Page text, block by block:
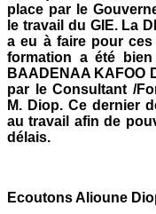
place par le
le travail du GIE. La
a eu à faire pour
formation a été
BAADENAA KAFOO
par le Consultant /
M. Diop. Ce dernier
au travail afin de
délais.
Ecoutons Alioune